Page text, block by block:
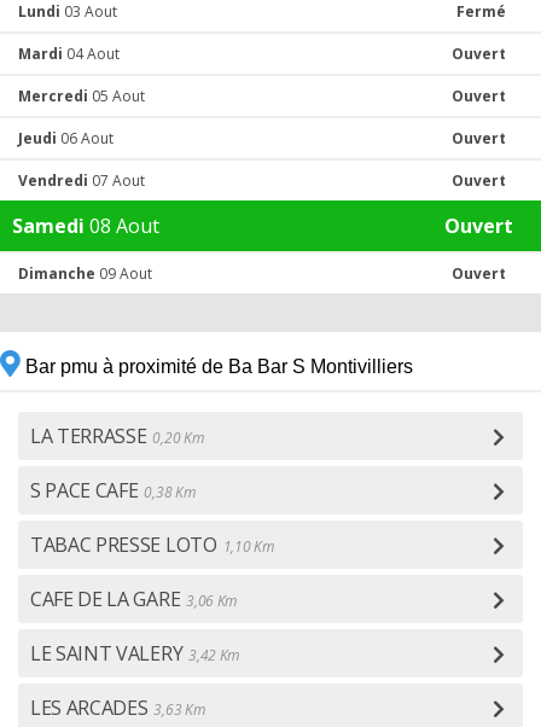
Lundi 03 Aout Fermé
Mardi 04 Aout Ouvert
Mercredi 05 Aout Ouvert
Jeudi 06 Aout Ouvert
Vendredi 07 Aout Ouvert
Samedi 08 Aout Ouvert
Dimanche 09 Aout Ouvert
Bar pmu à proximité de Ba Bar S Montivilliers
LA TERRASSE 0,20 Km
S PACE CAFE 0,38 Km
TABAC PRESSE LOTO 1,10 Km
CAFE DE LA GARE 3,06 Km
LE SAINT VALERY 3,42 Km
LES ARCADES 3,63 Km